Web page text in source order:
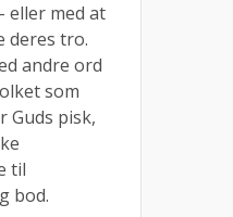
eller med at
deres tro.
andre ord
som
Guds pisk,
til
bod.